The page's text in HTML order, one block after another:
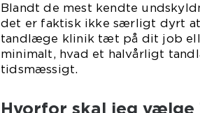
Blandt de mest kendte
det er faktisk ikke særligt dyrt
tandlæge klinik tæt på dit job
minimalt, hvad et halvårligt
tidsmæssigt.
Hvorfor skal jeg vælge